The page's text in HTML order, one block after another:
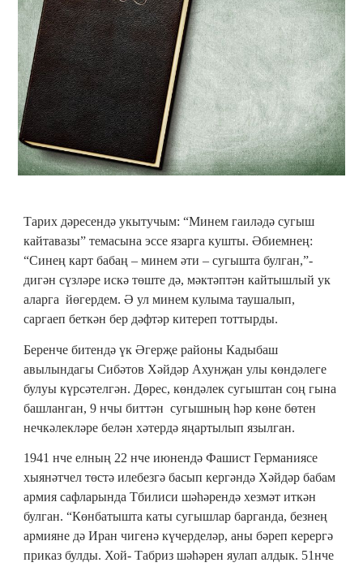
Тарих дәресендә укытучым: “Минем гаиләдә сугыш
кайтавазы” темасына эссе язарга кушты. Әбиемнең:
“Синең карт бабаң – минем әти – сугышта булган,”-
дигән сүзләре искә төште дә, мәктәптән кайтышлый ук
аларга йөгердем. Ә ул минем кулыма таушалып,
саргаеп беткән бер дәфтәр китереп тоттырды.
Беренче битендә үк Әгерҗе районы Кадыбаш
авылындагы Сибәтов Хәйдәр Ахунҗан улы көндәлеге
булуы күрсәтелгән. Дөрес, көндәлек сугыштан соң гына
башланган, 9 нчы биттән сугышның һәр көне бөтен
нечкәлекләре белән хәтердә яңартылып язылган.
1941 нче елның 22 нче июнендә Фашист Германиясе
хыянәтчел төстә илебезгә басып кергәндә Хәйдәр бабам
армия сафларында Тбилиси шәһәрендә хезмәт иткән
булган. “Көнбатышта каты сугышлар барганда, безнең
армияне дә Иран чигенә күчерделәр, аны бәреп керергә
приказ булды. Хой- Табриз шәһәрен яулап алдык. 51нче